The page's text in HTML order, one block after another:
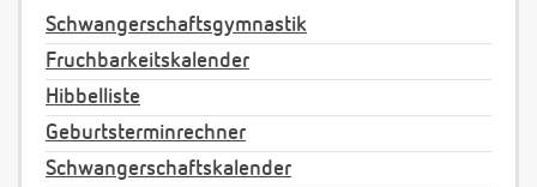
Schwangerschaftsgymnastik
Fruchbarkeitskalender
Hibbelliste
Geburtsterminrechner
Schwangerschaftskalender